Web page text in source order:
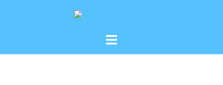
Menü